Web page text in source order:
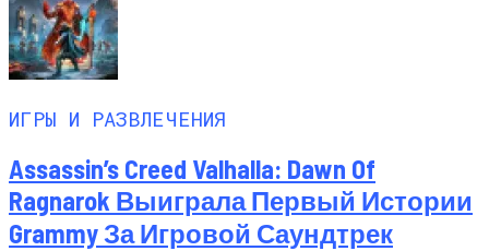
ИГРЫ И РАЗВЛЕЧЕНИЯ
Assassin’s Creed Valhalla: Dawn Of
Ragnarok Выиграла Первый Истории
Grammy За Игровой Саундтрек